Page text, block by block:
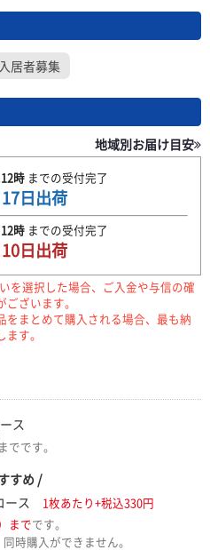
入居者募集
地域別お届け目安
12時までの受付完了
日出荷
12時までの受付完了
日出荷
を選択した場合、ご入金や与信の確
ざいます。
まとめて購入される場合、最も納
す。
ス
です。
すめ /
ース
1枚あたり+税込330円
までです。
時購入ができません。